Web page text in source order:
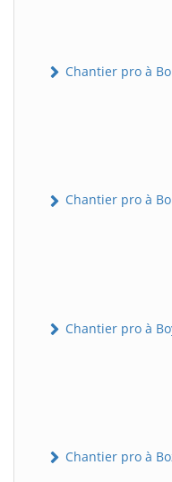
Chantier pro à
Chantier pro à
Chantier pro à
Chantier pro à